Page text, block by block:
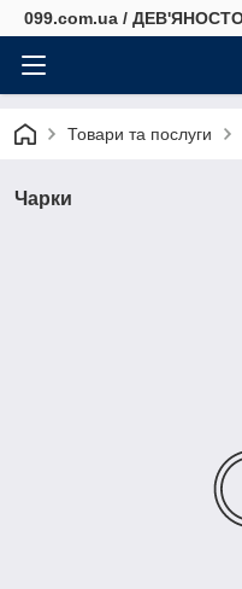
099.com.ua /
Товари та послуги
Чарки